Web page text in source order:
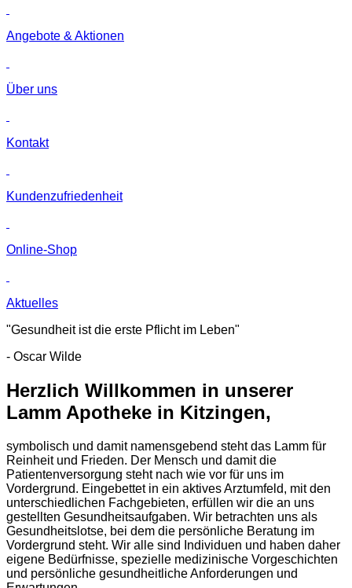
Angebote & Aktionen
Über uns
Kontakt
Kunden­zufriedenheit
Online-Shop
Aktuelles
"Gesundheit ist die erste Pflicht im Leben"
- Oscar Wilde
Herzlich Willkommen in unserer
Lamm Apotheke in Kitzingen,
symbolisch und damit namensgebend steht das Lamm für
Reinheit und Frieden. Der Mensch und damit die
Patientenversorgung steht nach wie vor für uns im
Vordergrund. Eingebettet in ein aktives Arztumfeld, mit den
unterschiedlichen Fachgebieten, erfüllen wir die an uns
gestellten Gesundheitsaufgaben. Wir betrachten uns als
Gesundheitslotse, bei dem die persönliche Beratung im
Vordergrund steht. Wir alle sind Individuen und haben daher
eigene Bedürfnisse, spezielle medizinische Vorgeschichten
und persönliche gesundheitliche Anforderungen und